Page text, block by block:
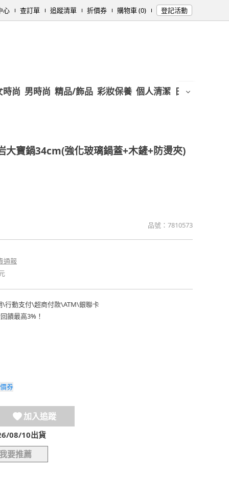
心 查訂單 追蹤清單 折價券 購物車 (0) 登記活動
時尚 男時尚 精品/飾品 彩妝保養 個人清潔 日用/紙品
大寶鍋34cm(強化玻璃鍋蓋+木鏟+防燙夾)
品號： 7810573
通報
\行動支付\超商付款\ATM\銀聯卡
饋最高3%！
券
加入追蹤
08/10出貨
我要推薦